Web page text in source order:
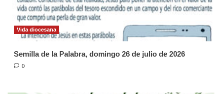
Vida diocesana
Semilla de la Palabra, domingo 26 de julio de 2026
0